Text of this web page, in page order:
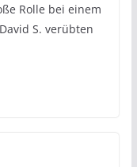
Rolle bei einem
S. verübten